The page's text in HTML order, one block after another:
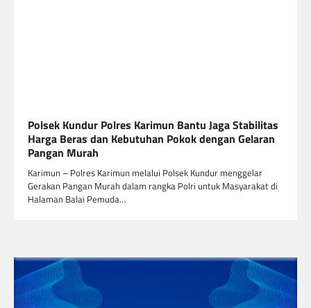
Polsek Kundur Polres Karimun Bantu Jaga Stabilitas
Harga Beras dan Kebutuhan Pokok dengan Gelaran
Pangan Murah
Karimun – Polres Karimun melalui Polsek Kundur menggelar
Gerakan Pangan Murah dalam rangka Polri untuk Masyarakat di
Halaman Balai Pemuda…